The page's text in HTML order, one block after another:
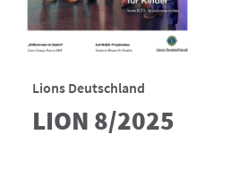
Lions Deutschland
LION 8/2025